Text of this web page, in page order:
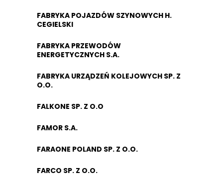
FABRYKA POJAZDÓW SZYNOWYCH H.
CEGIELSKI
FABRYKA PRZEWODÓW
ENERGETYCZNYCH S.A.
FABRYKA URZĄDZEŃ KOLEJOWYCH SP. Z
O.O.
FALKONE SP. Z O.O
FAMOR S.A.
FARAONE POLAND SP. Z O.O.
FARCO SP. Z O.O.